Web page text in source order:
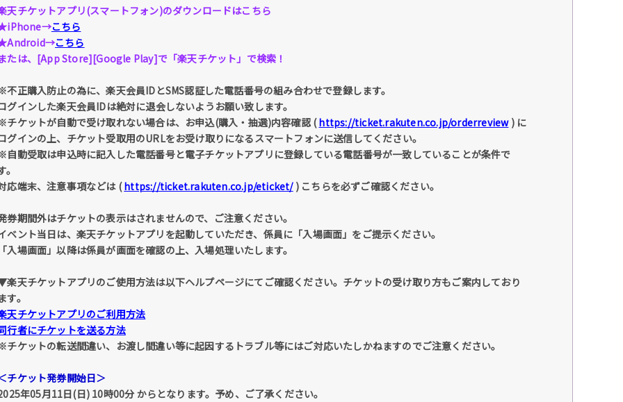
天チケットアプリ(スマートフォン)のダウンロードはこちら
こちら
こちら
たは、[App Store][Google Play]で「楽天チケット」で検索！
不正購入防止の為に、楽天会員IDとSMS認証した電話番号の組み合わせで登録します。
グインした楽天会員IDは絶対に退会しないようお願い致します。
チケットが自動で受け取れない場合は、お申込(購入・抽選)内容確認 (https://ticket.rakuten.co.jp/orderreview) に
グインの上、チケット受取用のURLをお受け取りになるスマートフォンに送信してください。
自動受取は申込時に記入した電話番号と電子チケットアプリに登録している電話番号が一致していることが条件で
。
応端末、注意事項などは (https://ticket.rakuten.co.jp/eticket/) こちらを必ずご確認ください。
券期間外はチケットの表示はされませんので、ご注意ください。
ベント当日は、楽天チケットアプリを起動していただき、係員に「入場画面」をご提示ください。
入場画面」以降は係員が画面を確認の上、入場処理いたします。
楽天チケットアプリのご使用方法は以下ヘルプページにてご確認ください。チケットの受け取り方もご案内しており
す。
天チケットアプリのご利用方法
行者にチケットを送る方法
チケットの転送間違い、お渡し間違い等に起因するトラブル等にはご対応いたしかねますのでご注意ください。
チケット発券開始日＞
年05月11日(日) 10時00分 からとなります。予め、ご了承ください。